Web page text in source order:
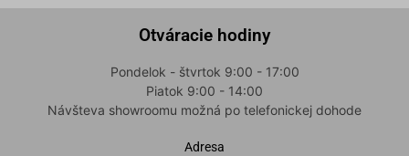
Otváracie hodiny
Pondelok - štvrtok 9:00 - 17:00
Piatok 9:00 - 14:00
Návšteva showroomu možná po telefonickej dohode
Adresa